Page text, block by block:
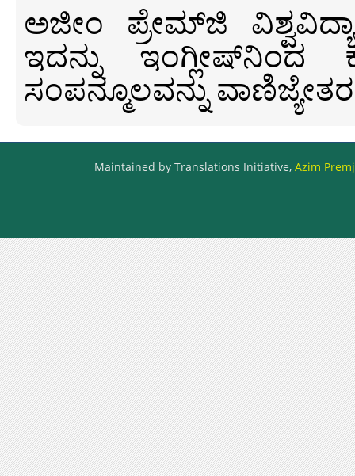
ಅಜೀಂ ಪ್ರೇಮ್‍ಜಿ
ಇದನ್ನು ಇಂಗ್ಲೀಷ್‍ನಿಂದ
ಸಂಪನ್ಮೂಲವನ್ನು
Maintained by Translations Initiative, Azim